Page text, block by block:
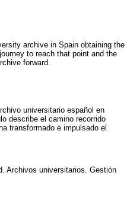
archive in Spain obtaining the
to reach that point and the
forward.
universitario español en
describe el camino recorrido
transformado e impulsado el
Archivos universitarios. Gestión